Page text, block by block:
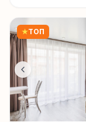
★ТОП